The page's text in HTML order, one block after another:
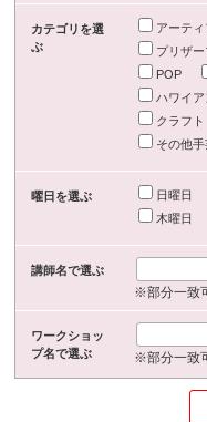
カテゴリを選
ぶ
アーテ
プリザ
POP
ハワイア
クラフト
その他
曜日を選ぶ 日曜日
木曜日
講師名で選ぶ
※部分一致
ワークショッ
プ名で選ぶ
※部分一致